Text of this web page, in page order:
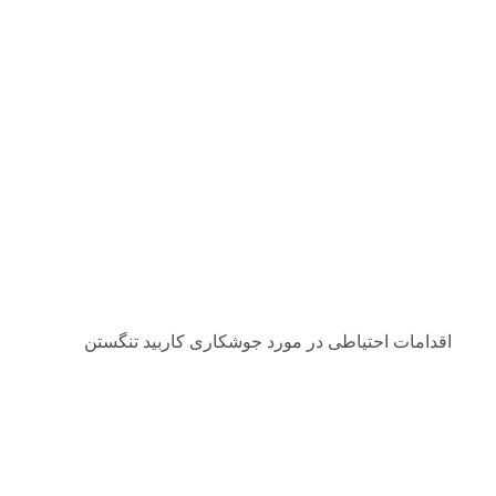
اقدامات احتیاطی در مورد جوشکاری کاربید تنگستن